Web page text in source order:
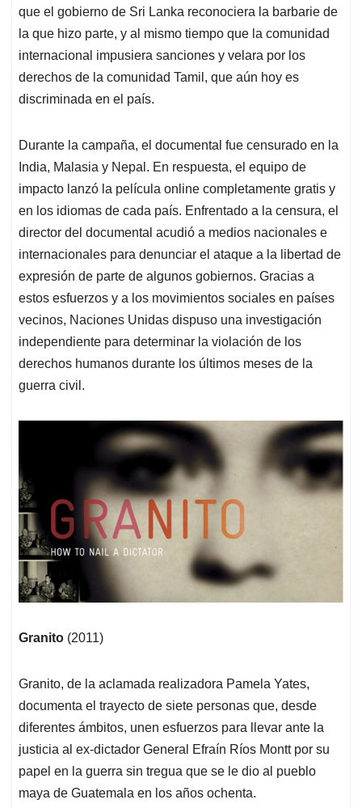
que el gobierno de Sri Lanka reconociera la barbarie de
la que hizo parte, y al mismo tiempo que la comunidad
internacional impusiera sanciones y velara por los
derechos de la comunidad Tamil, que aún hoy es
discriminada en el país.
Durante la campaña, el documental fue censurado en la
India, Malasia y Nepal. En respuesta, el equipo de
impacto lanzó la película online completamente gratis y
en los idiomas de cada país. Enfrentado a la censura, el
director del documental acudió a medios nacionales e
internacionales para denunciar el ataque a la libertad de
expresión de parte de algunos gobiernos. Gracias a
estos esfuerzos y a los movimientos sociales en países
vecinos, Naciones Unidas dispuso una investigación
independiente para determinar la violación de los
derechos humanos durante los últimos meses de la
guerra civil.
Granito (2011)
Granito, de la aclamada realizadora Pamela Yates,
documenta el trayecto de siete personas que, desde
diferentes ámbitos, unen esfuerzos para llevar ante la
justicia al ex-dictador General Efraín Ríos Montt por su
papel en la guerra sin tregua que se le dio al pueblo
maya de Guatemala en los años ochenta.